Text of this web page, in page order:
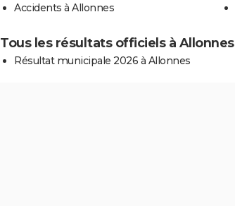
Accidents à Allonnes
Tous les résultats officiels à Allonnes
Résultat municipale 2026 à Allonnes